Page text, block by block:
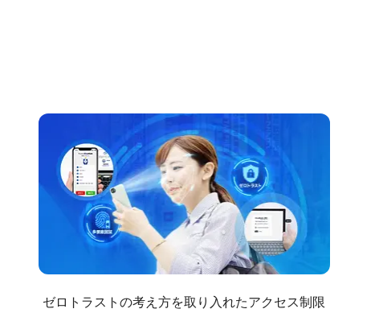
ゼロトラストの考え方を取り入れたアクセス制限